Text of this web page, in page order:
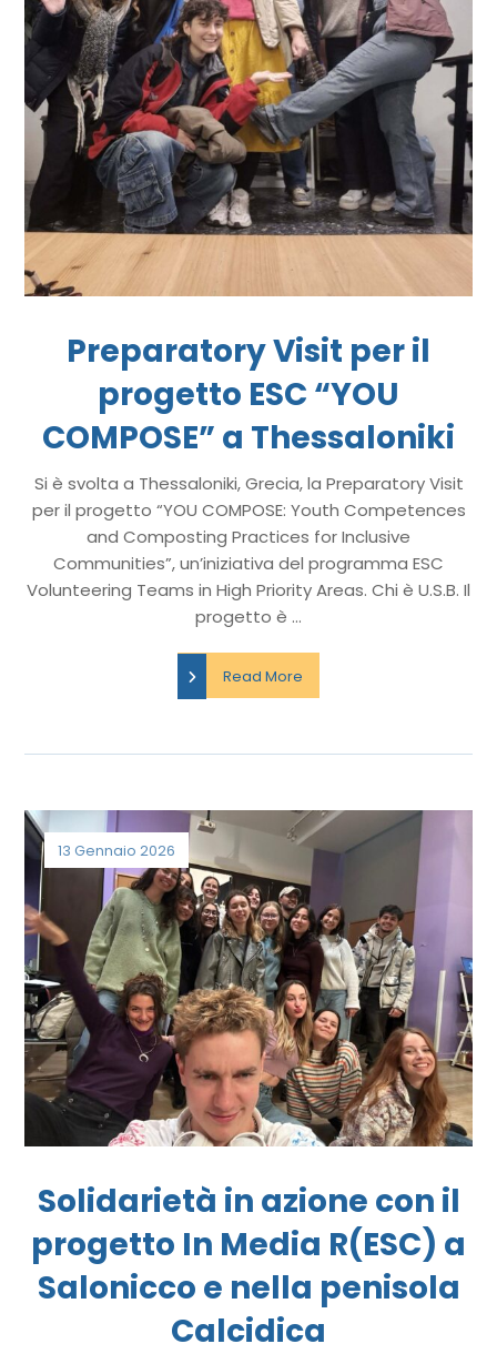
Preparatory Visit per il
progetto ESC “YOU
COMPOSE” a Thessaloniki
Si è svolta a Thessaloniki, Grecia, la Preparatory Visit
per il progetto “YOU COMPOSE: Youth Competences
and Composting Practices for Inclusive
Communities”, un’iniziativa del programma ESC
Volunteering Teams in High Priority Areas. Chi è U.S.B. Il
progetto è ...
Read More
Solidarietà in azione con il
progetto In Media R(ESC) a
Salonicco e nella penisola
Calcidica
13 Gennaio 2026